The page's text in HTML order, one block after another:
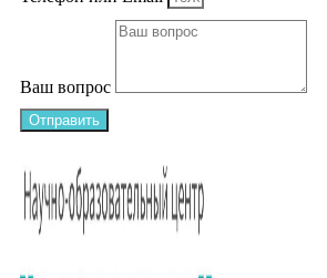
Ваш вопрос
Отправить